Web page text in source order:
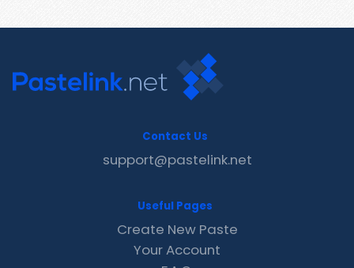
Contact Us
support@pastelink.net
Useful Pages
Create New Paste
Your Account